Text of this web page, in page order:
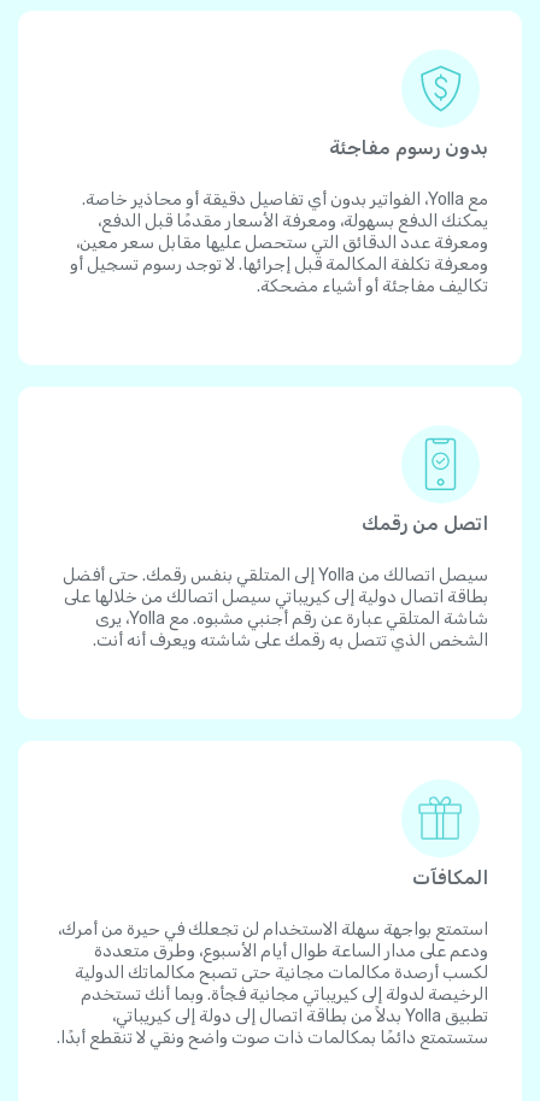
بدون رسوم مفاجئة
مع Yolla، الفواتير بدون أي تفاصيل دقيقة أو محاذير خاصة.
يمكنك الدفع بسهولة، ومعرفة الأسعار مقدمًا قبل الدفع،
ومعرفة عدد الدقائق التي ستحصل عليها مقابل سعر معين،
ومعرفة تكلفة المكالمة قبل إجرائها. لا توجد رسوم تسجيل أو
تكاليف مفاجئة أو أشياء مضحكة.
اتصل من رقمك
سيصل اتصالك من Yolla إلى المتلقي بنفس رقمك. حتى أفضل
بطاقة اتصال دولية إلى كيريباتي سيصل اتصالك من خلالها على
شاشة المتلقي عبارة عن رقم أجنبي مشبوه. مع Yolla، يرى
الشخص الذي تتصل به رقمك على شاشته ويعرف أنه أنت.
المكافآت
استمتع بواجهة سهلة الاستخدام لن تجعلك في حيرة من أمرك،
ودعم على مدار الساعة طوال أيام الأسبوع، وطرق متعددة
لكسب أرصدة مكالمات مجانية حتى تصبح مكالماتك الدولية
الرخيصة لدولة إلى كيريباتي مجانية فجأة. وبما أنك تستخدم
تطبيق Yolla بدلاً من بطاقة اتصال إلى دولة إلى كيريباتي،
ستستمتع دائمًا بمكالمات ذات صوت واضح ونقي لا تنقطع أبدًا.